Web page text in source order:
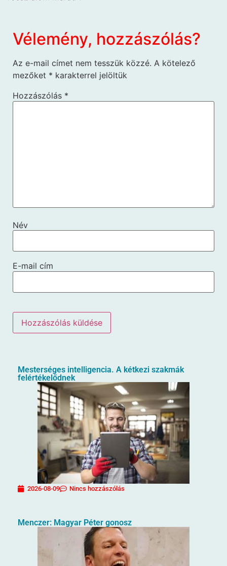
Vélemény, hozzászólás?
Az e-mail címet nem tesszük közzé. A kötelező
mezőket * karakterrel jelöltük
Hozzászólás *
Név
E-mail cím
Mesterséges intelligencia. A kétkezi szakmák
felértékelődnek
2026-08-09 Nincs hozzászólás
Menczer: Magyar Péter gonosz